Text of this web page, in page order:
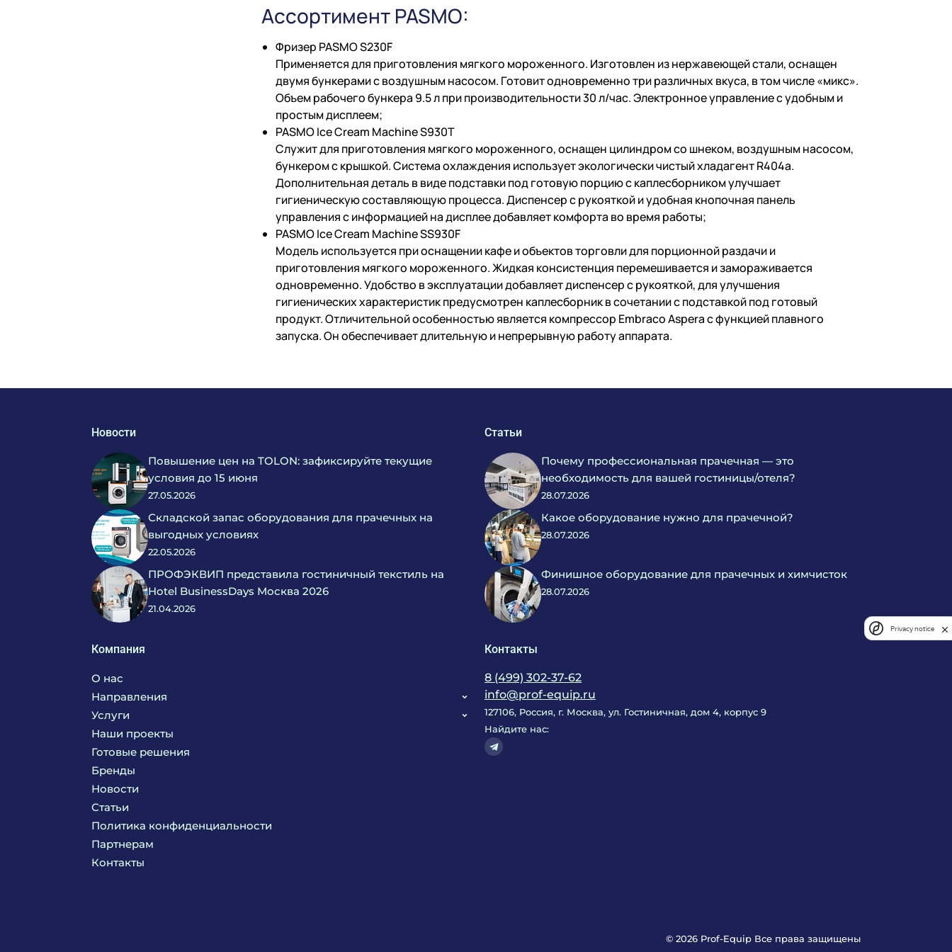
Ассортимент PASMO:
Фризер PASMO S230F
Применяется для приготовления мягкого мороженного. Изготовлен из нержавеющей стали, оснащен
двумя бункерами с воздушным насосом. Готовит одновременно три различных вкуса, в том числе «микс».
Объем рабочего бункера 9.5 л при производительности 30 л/час. Электронное управление с удобным и
простым дисплеем;
PASMO Ice Cream Machine S930T
Служит для приготовления мягкого мороженного, оснащен цилиндром со шнеком, воздушным насосом,
бункером с крышкой. Система охлаждения использует экологически чистый хладагент R404a.
Дополнительная деталь в виде подставки под готовую порцию с каплесборником улучшает
гигиеническую составляющую процесса. Диспенсер с рукояткой и удобная кнопочная панель
управления с информацией на дисплее добавляет комфорта во время работы;
PASMO Ice Cream Machine SS930F
Модель используется при оснащении кафе и объектов торговли для порционной раздачи и
приготовления мягкого мороженного. Жидкая консистенция перемешивается и замораживается
одновременно. Удобство в эксплуатации добавляет диспенсер с рукояткой, для улучшения
гигиенических характеристик предусмотрен каплесборник в сочетании с подставкой под готовый
продукт. Отличительной особенностью является компрессор Embraco Aspera с функцией плавного
запуска. Он обеспечивает длительную и непрерывную работу аппарата.
Новости
Повышение цен на TOLON: зафиксируйте текущие
условия до 15 июня
27.05.2026
Складской запас оборудования для прачечных на
выгодных условиях
22.05.2026
ПРОФЭКВИП представила гостиничный текстиль на
Hotel BusinessDays Москва 2026
21.04.2026
Статьи
Почему профессиональная прачечная — это
необходимость для вашей гостиницы/отеля?
28.07.2026
Какое оборудование нужно для прачечной?
28.07.2026
Финишное оборудование для прачечных и химчисток
28.07.2026
Компания
О нас
Направления
Кухня
Прачечная
Текстиль
Химия
Мебель
Комплексное оснащение
Услуги
Поставка аксессуаров и запасных частей
Сервисное обслуживание
Консалтинг
Технологическое проектирование
Продажа оборудования
Монтажные и пусконаладочные работы
Наши проекты
Готовые решения
Бренды
Новости
Статьи
Политика конфиденциальности
Партнерам
Контакты
Контакты
8 (499) 302-37-62
info@prof-equip.ru
127106, Россия, г. Москва, ул. Гостиничная, дом 4, корпус 9
Найдите нас:
© 2026 Prof-Equip Все права защищены
Privacy notice